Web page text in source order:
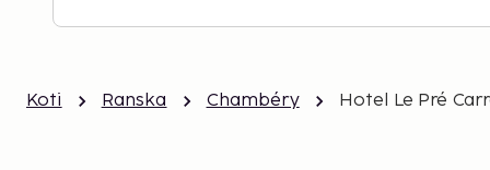
Koti Ranska Chambéry Hotel Le Pré